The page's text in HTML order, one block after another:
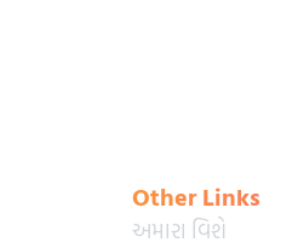
Other Links
અમારા વિશે